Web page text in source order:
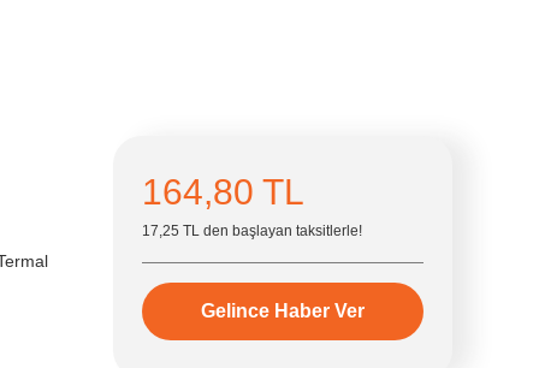
164,80 TL
17,25 TL den başlayan taksitlerle!
Gelince Haber Ver